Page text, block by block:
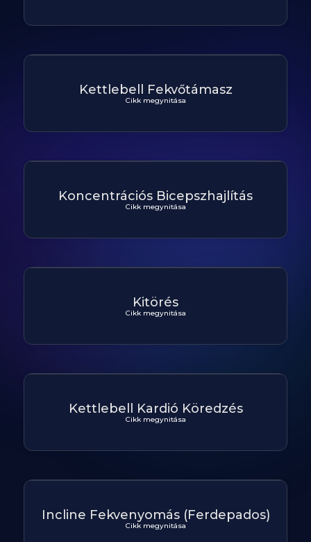
Kettlebell Fekvőtámasz
Cikk megynitása
Koncentrációs Bicepszhajlítás
Cikk megynitása
Kitörés
Cikk megynitása
Kettlebell Kardió Köredzés
Cikk megynitása
Incline Fekvenyomás (Ferdepados)
Cikk megynitása